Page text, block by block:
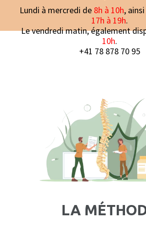
Lundi à mercredi de 8h à 10h,
17h à 19h.
Le vendredi matin, également
10h.
+41 78 878 70 95
LA